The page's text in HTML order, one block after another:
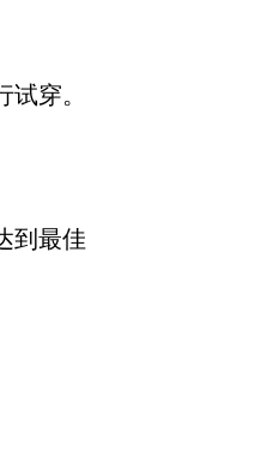
穿。
到最佳